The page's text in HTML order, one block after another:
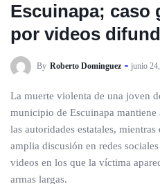
Escuinapa; caso
por videos
By Roberto Dominguez junio
La muerte violenta de una joven
municipio de Escuinapa mantiene
las autoridades estatales,
amplia discusión en redes
videos en los que la víctima
armas largas.